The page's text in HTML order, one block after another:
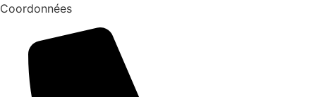
Coordonnées